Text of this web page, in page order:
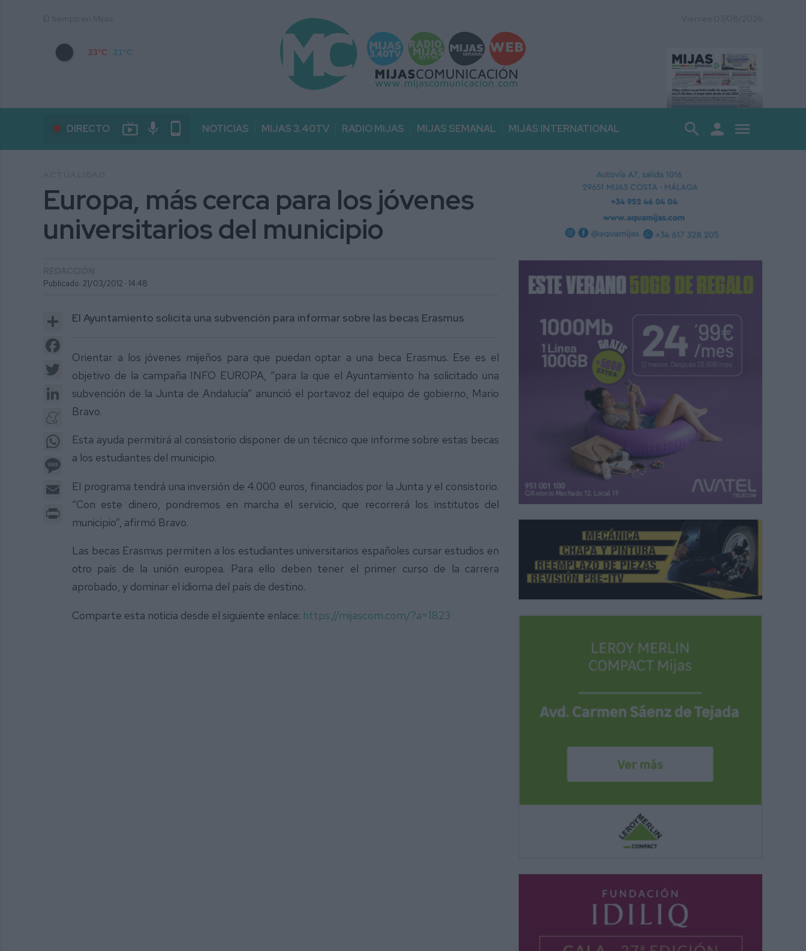
23°C 21°C
DIRECTO live_tv mic phone_android NOTICIAS MIJAS 3.40TV RADIO MIJAS MIJAS SEMANAL MIJAS INTERNATIONAL search person menu
Europa, más cerca para los jóvenes
universitarios del municipio
Publicado: 21/03/2012 · 14:48
Share
Twitter
LinkedIn
Meneame
WhatsApp
Message
Email
Print
El Ayuntamiento solicita una subvención para informar sobre las becas Erasmus
Orientar a los jóvenes mijeños para que puedan optar a una beca Erasmus. Ese es el
objetivo de la campaña INFO EUROPA, “para la que el Ayuntamiento ha solicitado una
subvención de la Junta de Andalucía” anunció el portavoz del equipo de gobierno, Mario
Bravo.
Esta ayuda permitirá al consistorio disponer de un técnico que informe sobre estas becas
a los estudiantes del municipio.
El programa tendrá una inversión de 4.000 euros, financiados por la Junta y el consistorio.
“Con este dinero, pondremos en marcha el servicio, que recorrerá los institutos del
municipio”, afirmó Bravo.
Las becas Erasmus permiten a los estudiantes universitarios españoles cursar estudios en
otro país de la unión europea. Para ello deben tener el primer curso de la carrera
aprobado, y dominar el idioma del país de destino.
Comparte esta noticia desde el siguiente enlace: https://mijascom.com/?a=1823